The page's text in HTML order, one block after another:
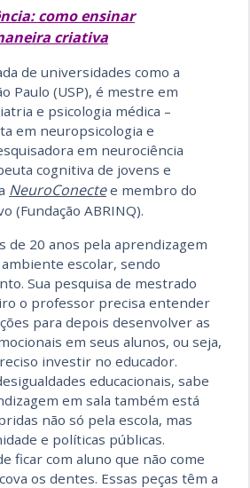
como ensinar
criativa
de universidades como a
Paulo (USP), é mestre em
e psicologia médica –
em neuropsicologia e
em neurociência
cognitiva de jovens e
NeuroConectee membro do
(Fundação ABRINQ).
de 20 anos pela aprendizagem
escolar, sendo
Sua pesquisa de mestrado
o professor precisa entender
para depois desenvolver as
em seus alunos, ou seja,
investir no educador.
educacionais, sabe
em sala também está
não só pela escola, mas
e políticas públicas.
ficar com aluno que não come
os dentes. Essas peças têm a